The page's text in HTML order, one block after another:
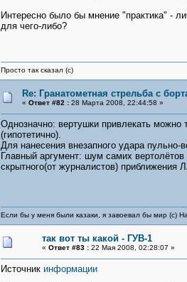
Интересно было бы мнение "практика" -
для чего-либо?
Просто так сказал (с)
Re: Гранатометная стрельба с
« Ответ #82 :28 Марта 2008, 22:44:58 »
Однозначно: вертушки привлекать можно
(гипотетично).
Для нанесения внезапного удара
Главный аргумент: шум самих
скрытного(от журналистов) приближения
Если бы у меня были казаки, я завоевал бы мир (с)
так вот ты какой - ГУВ-1
« Ответ #83 :22 Мая 2008, 02:28:07 »
Источник информации